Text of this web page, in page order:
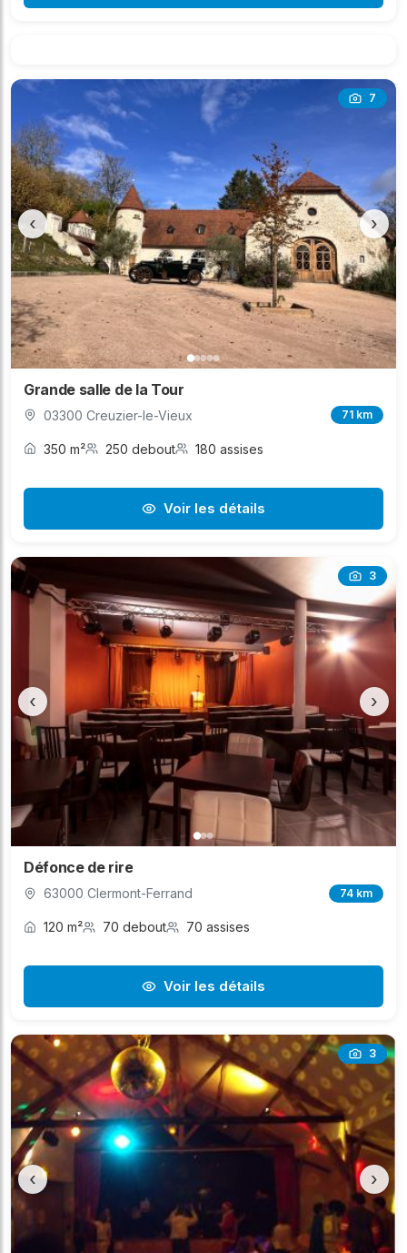
7
‹ ›
Grande salle de la Tour
03300 Creuzier-le-Vieux 71 km
350 m² 250 debout 180 assises
Voir les détails
3
‹ ›
Défonce de rire
63000 Clermont-Ferrand 74 km
120 m² 70 debout 70 assises
Voir les détails
3
‹ ›